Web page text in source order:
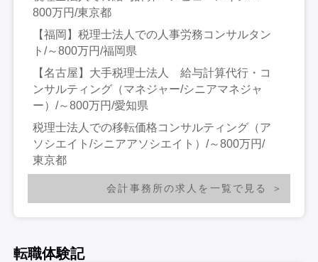
800万円/東京都
【福岡】税理士法人での人事労務コンサルタン
ト/～800万円/福岡県
【名古屋】大手税理士法人 給与計算代行・コ
ンサルティング（マネジャー/シニアマネジャ
ー）/～800万円/愛知県
税理士法人での移転価格コンサルティング（ア
ソシエイト/シニアアソシエイト）/～800万円/
東京都
会計事務所の求人を一覧で見る
転職体験記